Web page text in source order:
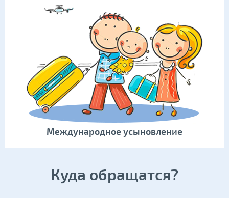
Международное усыновление
Куда обращатся?